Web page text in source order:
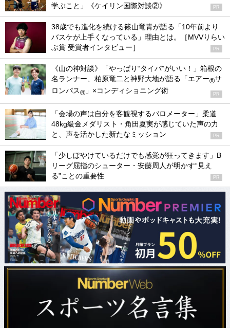
学ぶこと」《ケイリン国際対談②》
PR
38歳でも進化を続ける篠山竜青が語る「10年前より
バスケが上手くなっている」理由とは。［MVVりらい
ぶ賞 受賞者インタビュー］
PR
《山の神対談》「やっぱり“タイパ”がいい！」箱根の
名ランナー、柏原竜二と神野大地が語る「エアー®サ
ロンパス® 」×コンディショニング術 PR
「会場の声は自分を客観視するバロメーター」柔道
48kg級金メダリスト・角田夏実が感じていた声の力
と、声を活かした新たなミッション
PR
「少しぼやけているだけでも感覚が狂ってきます」B
リーグ屈指のシューター・安藤周人が明かす“見え
る”ことの重要性
PR